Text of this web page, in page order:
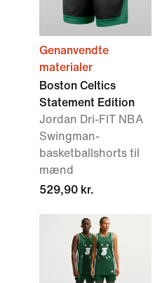
Genanvendte
materialer
Boston Celtics
Statement Edition
Jordan Dri-FIT NBA
Swingman-
basketballshorts til
mænd
529,90 kr.